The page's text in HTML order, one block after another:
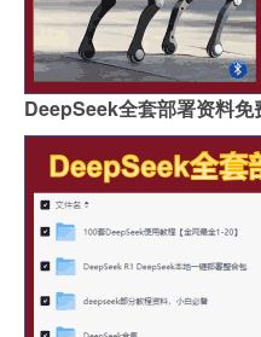
DeepSeek全套部署资料免